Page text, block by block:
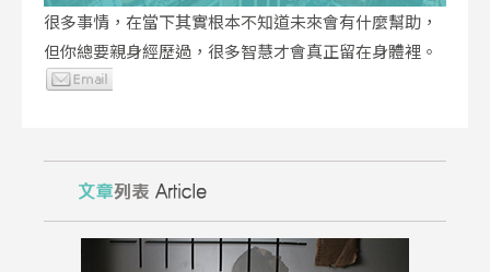
在偷偷改變你
很多事情，在當下其實根本不知道未來會有什麼幫助，
但你總要親身經歷過，很多智慧才會真正留在身體裡。